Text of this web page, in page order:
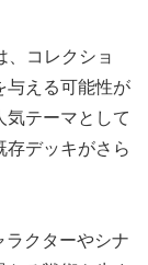
、コレクショ
与える可能性が
気テーマとして
存デッキがさら
ラクターやシナ